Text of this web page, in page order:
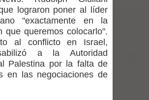
desafío guerreros 2026
Banda linarense Los Remembers
regresa de Brasil tras impulsar un
intercambio musical y pedagógico
lograron poner al líder
"exactamente en la
que queremos colocarlo".
al conflicto en Israel,
a la Autoridad
Palestina por la falta de
en las negociaciones de